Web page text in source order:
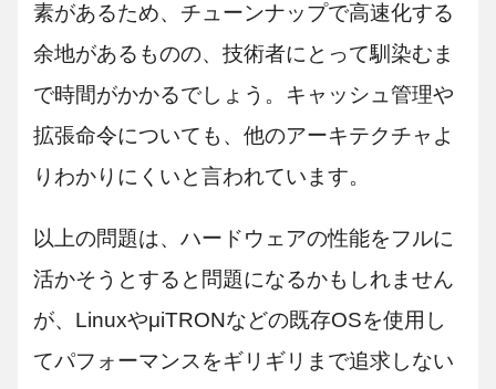
素があるため、チューンナップで高速化する
余地があるものの、技術者にとって馴染むま
で時間がかかるでしょう。キャッシュ管理や
拡張命令についても、他のアーキテクチャよ
りわかりにくいと言われています。
以上の問題は、ハードウェアの性能をフルに
活かそうとすると問題になるかもしれません
が、LinuxやμiTRONなどの既存OSを使用し
てパフォーマンスをギリギリまで追求しない